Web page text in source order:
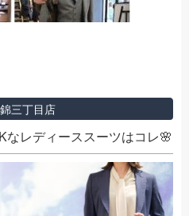
三丁目店
なレディーススーツはコレ🌸